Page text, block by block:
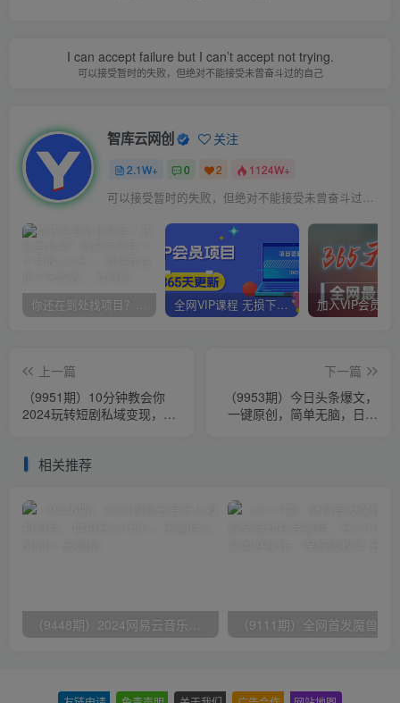
I can accept failure but I can’t accept not trying.
可以接受暂时的失败，但绝对不能接受未曾奋斗过的自己
智库云网创 关注
2.1W+ 0 2 1124W+
可以接受暂时的失败，但绝对不能接受未曾奋斗过的自己
你还在到处找项目？还在当韭菜？我靠卖项目一个月收入5万+，曾经我也是个失败者。 全网VIP课程 无损下载~
上一篇
（9951期）10分钟教会你
2024玩转短剧私域变现，小
下一篇
（9953期）今日头条爆文，
一键原创，简单无脑，日入
相关推荐